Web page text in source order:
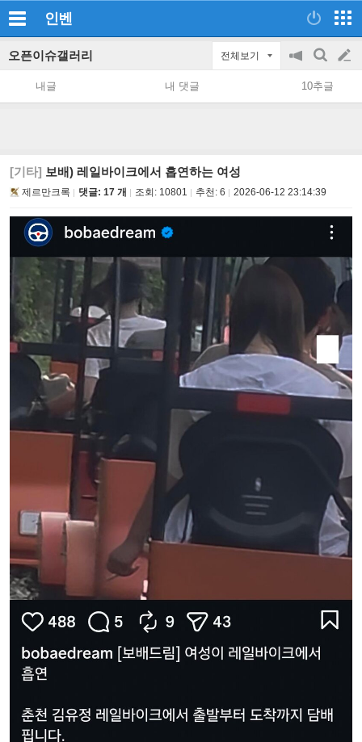
인벤
오픈이슈갤러리 전체보기
공
지
on/off
검
색
글
쓰
내글 내 댓글 10추글
[기타] 보배) 레일바이크에서 흡연하는 여성
제르만크록 댓글: 17 개 조회: 10801 추천: 6 2026-06-12 23:14:39